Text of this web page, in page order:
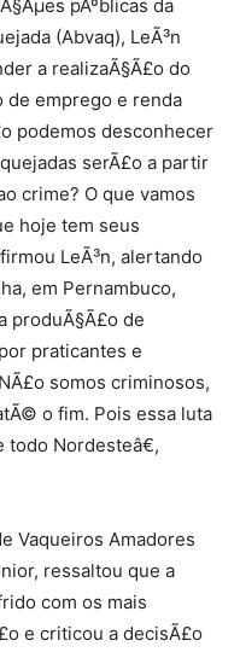
pÃºblicas da
(Abvaq), LeÃ³n
a realizaÃ§Ã£o do
de emprego e renda
podemos desconhecer
serÃ£o a partir
crime? O que vamos
hoje tem seus
LeÃ³n, alertando
em Pernambuco,
produÃ§Ã£o de
praticantes e
somos criminosos,
o fim. Pois essa luta
Nordesteâ€,
Vaqueiros Amadores
ressaltou que a
com os mais
e criticou a decisÃ£o